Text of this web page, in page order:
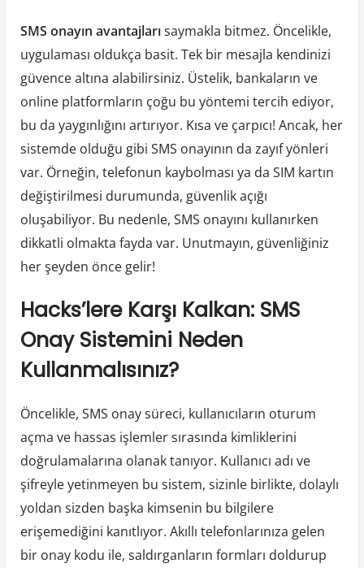
SMS onayın avantajlarısaymakla bitmez. Öncelikle,
uygulaması oldukça basit. Tek bir mesajla kendinizi
güvence altına alabilirsiniz. Üstelik, bankaların ve
online platformların çoğu bu yöntemi tercih ediyor,
bu da yaygınlığını artırıyor. Kısa ve çarpıcı! Ancak, her
sistemde olduğu gibi SMS onayının da zayıf yönleri
var. Örneğin, telefonun kaybolması ya da SIM kartın
değiştirilmesi durumunda, güvenlik açığı
oluşabiliyor. Bu nedenle, SMS onayını kullanırken
dikkatli olmakta fayda var. Unutmayın, güvenliğiniz
her şeyden önce gelir!
Hacks’lere Karşı Kalkan: SMS
Onay Sistemini Neden
Kullanmalısınız?
Öncelikle, SMS onay süreci, kullanıcıların oturum
açma ve hassas işlemler sırasında kimliklerini
doğrulamalarına olanak tanıyor. Kullanıcı adı ve
şifreyle yetinmeyen bu sistem, sizinle birlikte, dolaylı
yoldan sizden başka kimsenin bu bilgilere
erişemediğini kanıtlıyor. Akıllı telefonlarınıza gelen
bir onay kodu ile, saldırganların formları doldurup